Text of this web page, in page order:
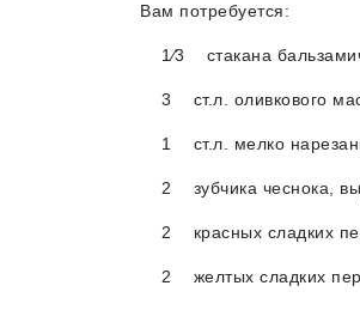
Вам потребуется:
1∕3 стакана
3 ст.л. оливкового
1 ст.л. мелко
2 зубчика чеснока,
2 красных сладких
2 желтых сладких